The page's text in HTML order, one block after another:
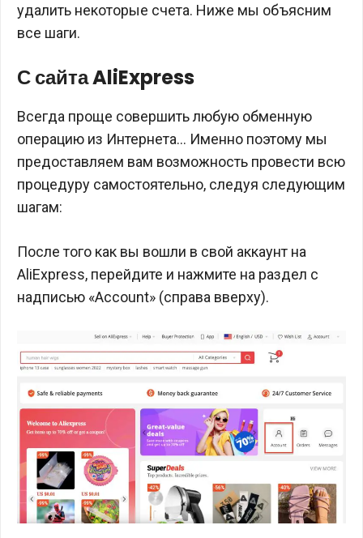
удалить некоторые счета. Ниже мы объясним
все шаги.
С сайта AliExpress
Всегда проще совершить любую обменную
операцию из Интернета… Именно поэтому мы
предоставляем вам возможность провести всю
процедуру самостоятельно, следуя следующим
шагам:
После того как вы вошли в свой аккаунт на
AliExpress, перейдите и нажмите на раздел с
надписью «Account» (справа вверху).